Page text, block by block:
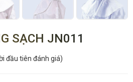
SẠCH JN011
đầu tiên đánh giá)